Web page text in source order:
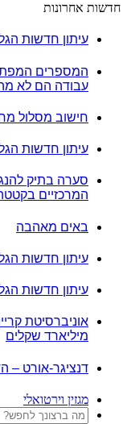
חדשות אחרונות
עיתון חדשות
עבודה הם לא
חישוב מסלול
עיתון חדשות
סערה בתיק
המרכזיים
באים מאהבה
עיתון חדשות
עיתון חדשות
אוניברסיטת
מיליארד שקלים
דנציגר-אורט –
מגזין וירטואלי